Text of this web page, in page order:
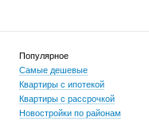
Популярное
Самые дешевые
Квартиры с ипотекой
Квартиры с рассрочкой
Новостройки по районам